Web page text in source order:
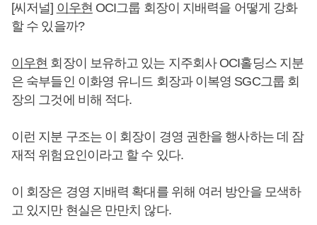
[씨저널] 이우현 OCI그룹 회장이 지배력을 어떻게 강화
할 수 있을까?
이우현 회장이 보유하고 있는 지주회사 OCI홀딩스 지분
은 숙부들인 이화영 유니드 회장과 이복영 SGC그룹 회
장의 그것에 비해 적다.
이런 지분 구조는 이 회장이 경영 권한을 행사하는 데 잠
재적 위험요인이라고 할 수 있다.
이 회장은 경영 지배력 확대를 위해 여러 방안을 모색하
고 있지만 현실은 만만치 않다.